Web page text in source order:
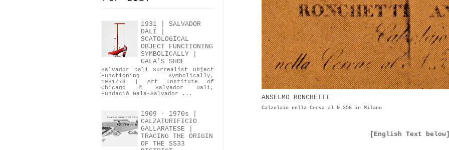
ANSELMO RONCHETTI
Calzolaio nella Cerva al N.358 in Milano
[English Text
1931 | SALVADOR
DALÍ |
SCATOLOGICAL
OBJECT FUNCTIONING
SYMBOLICALLY |
GALA'S SHOE
Salvador Dalí Surrealist Object
Functioning Symbolically,
1931/73 | Art Institute of
Chicago © Salvador Dalí,
Fundació Gala-Salvador ...
1909 - 1970s |
CALZATURIFICIO
GALLARATESE |
TRACING THE ORIGIN
OF THE SS33